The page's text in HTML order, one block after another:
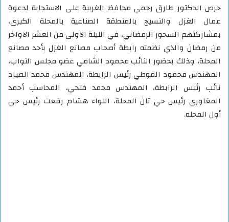
حرص الدكتور طارق رحمي محافظ الغربية على الاستجابة لدعوة
عمال الغزل والنسيج بالمنطقة الصناعية بالمحلة الكبرى،
بمشاركتهم السحور الرمضاني، في الليلة الاولى من العشر الاواخر
من رمضان والذي نظمته رابطة أصحاب مصانع الغزل بأحد مصانع
المحلة، وذلك بحضور النائب محمود الشامي عضو مجلس النواب،
المهندس محمود الفوطي رئيس الرابطة، المهندس محمد الصياد
نائب رئيس الرابطة، المهندس محمد فتحي، المحاسب أحمد
المغاوري رئيس حي ثان المحلة، اللواء هشام رفعت رئيس حي
أول المحله.